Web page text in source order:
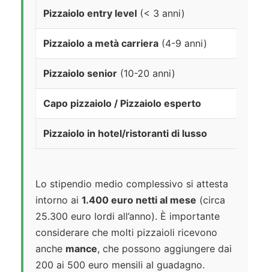
Pizzaiolo entry level (< 3 anni)
Pizzaiolo a metà carriera (4-9 anni)
Pizzaiolo senior (10-20 anni)
Capo pizzaiolo / Pizzaiolo esperto
Pizzaiolo in hotel/ristoranti di lusso
Lo stipendio medio complessivo si attesta
intorno ai 1.400 euro netti al mese (circa
25.300 euro lordi all’anno). È importante
considerare che molti pizzaioli ricevono
anche mance, che possono aggiungere dai
200 ai 500 euro mensili al guadagno.